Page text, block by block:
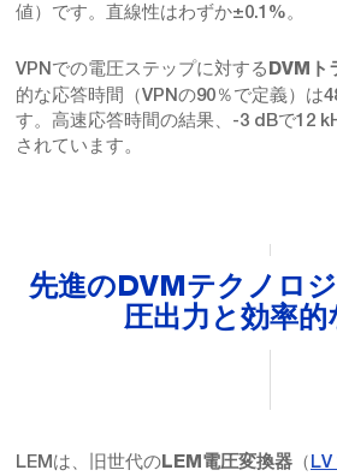
値）です。直線性はわずか±0.1%。
VPNでの電圧ステップに対する DVMト
的な応答時間（VPNの90％で定義）は
す。高速応答時間の結果、-3 dBで12
されています。
先進のDVMテクノロ
圧出力と効率的
LEMは、旧世代の LEM電圧変換器 （LV